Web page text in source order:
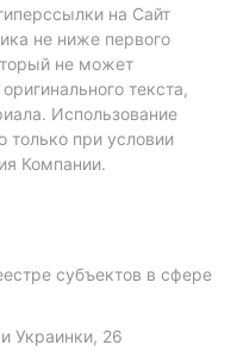
на Сайт
не ниже первого
не может
текста,
Использование
только при условии
Компании.
субъектов в сфере
Украинки, 26